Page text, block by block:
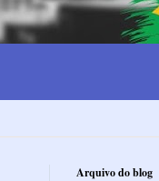
Arquivo do blog